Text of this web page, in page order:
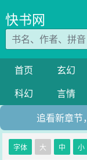
快书网
首页 玄幻
科幻
言情
追看新章节
字体 大 中 小